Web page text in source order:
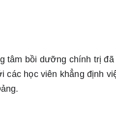
tâm bồi dưỡng chính trị
các học viên khẳng định